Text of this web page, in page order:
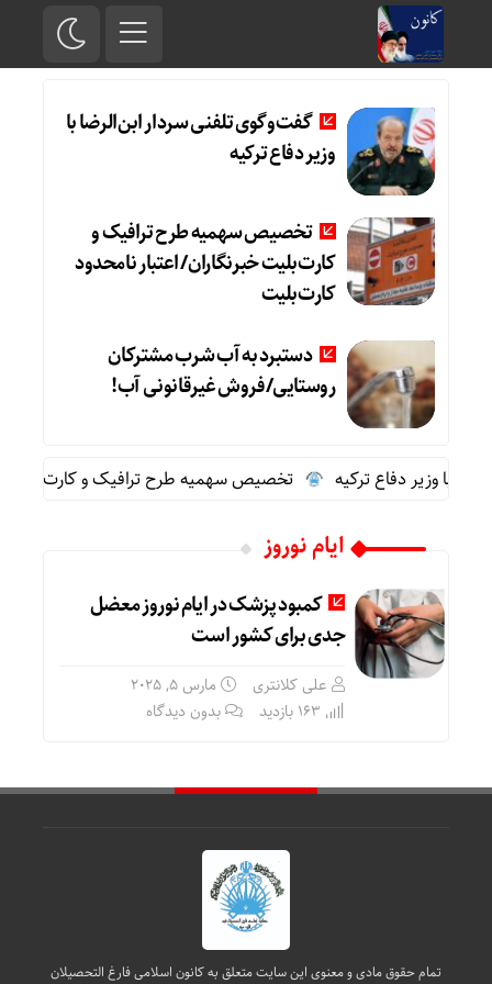
گفت‌وگوی تلفنی سردار ابن‌الرضا با
وزیر دفاع ترکیه
تخصیص سهمیه طرح ترافیک و
کارت‌بلیت خبرنگاران/ اعتبار نامحدود
کارت‌بلیت
دستبرد به آب شرب مشترکان
روستایی/فروش غیرقانونی آب!
با وزیر دفاع ترکیه تخصیص سهمیه طرح ترافیک و کارت‌بلیت
ایام نوروز
کمبود پزشک در ایام نوروز معضل
جدی برای کشور است
علی کلانتری
مارس 5, 2025
بدون دیدگاه
تمام حقوق مادی و معنوی این سایت متعلق به کانون اسلامی فارغ التحصیلان